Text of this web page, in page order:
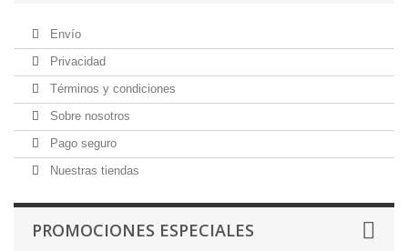
Envío
Privacidad
Términos y condiciones
Sobre nosotros
Pago seguro
Nuestras tiendas
PROMOCIONES ESPECIALES